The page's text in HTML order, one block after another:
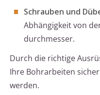
Schrauben und
Abhängigkeit von
durchmesser.
Durch die richtige
Ihre Bohrarbeiten
werden.